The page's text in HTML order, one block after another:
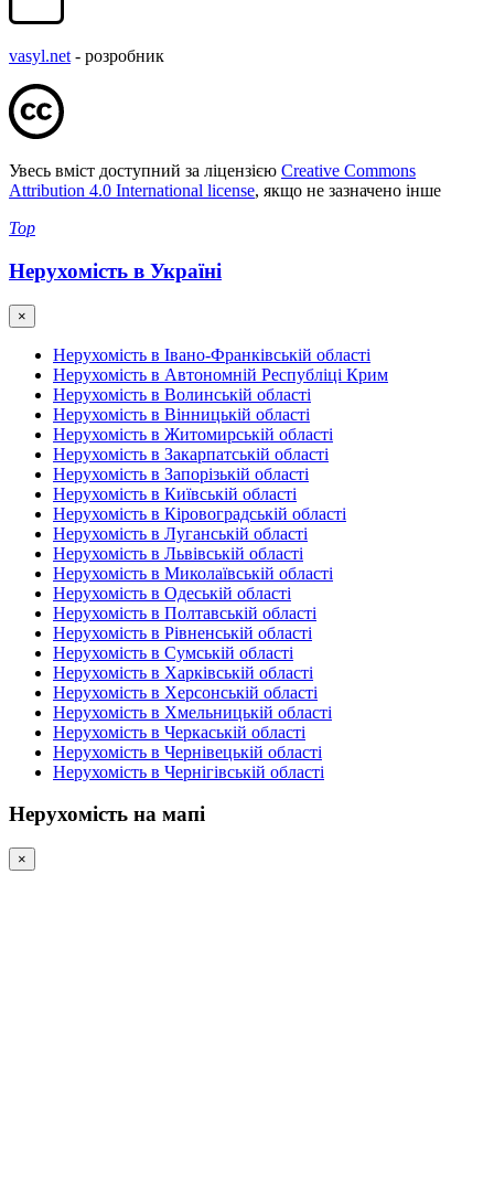
vasyl.net - розробник
Увесь вміст доступний за ліцензією Creative Commons
Attribution 4.0 International license, якщо не зазначено інше
Top
Нерухомість в Україні
×
Нерухомість в Івано-Франківській області
Нерухомість в Автономній Республіці Крим
Нерухомість в Волинській області
Нерухомість в Вінницькій області
Нерухомість в Житомирській області
Нерухомість в Закарпатській області
Нерухомість в Запорізькій області
Нерухомість в Київській області
Нерухомість в Кіровоградській області
Нерухомість в Луганській області
Нерухомість в Львівській області
Нерухомість в Миколаївській області
Нерухомість в Одеській області
Нерухомість в Полтавській області
Нерухомість в Рівненській області
Нерухомість в Сумській області
Нерухомість в Харківській області
Нерухомість в Херсонській області
Нерухомість в Хмельницькій області
Нерухомість в Черкаській області
Нерухомість в Чернівецькій області
Нерухомість в Чернігівській області
Нерухомість на мапі
×